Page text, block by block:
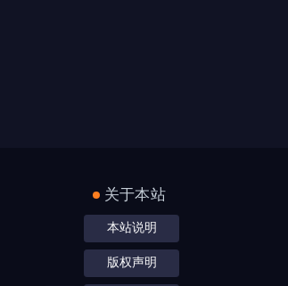
关于本站
本站说明
版权声明